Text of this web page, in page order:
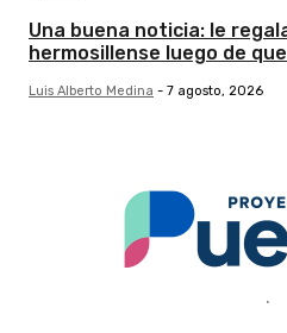
Una buena noticia: le
hermosillense luego de
Luis Alberto Medina - 7 agosto, 2026
.